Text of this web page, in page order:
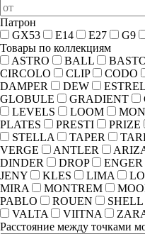
Патрон
GX53
E14 E27 G9
Товары по коллекциям
ASTRO
BALL
CIRCOLO
CLIP CODO
DAMPER
DEW
GLOBULE
GRADIENT
LEVELS
LOOM
PLATES
PRESTI PRIZE
STELLA
TAPER
VERGE
ANTLER
DINDER
DROP ENGER
JENY
KLES LIMA
MIRA
MONTREM
PABLO
ROUEN SHELL
VALTA
VIITNA
Расстояние между точками